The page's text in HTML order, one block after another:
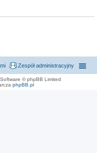
Zespół administracyjny
© phpBB Limited
phpBB.pl